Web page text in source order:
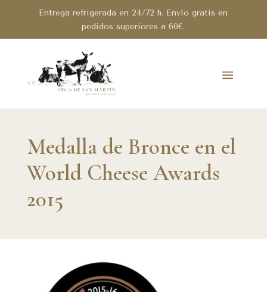
Entrega refrigerada en 24/72 h. Envío gratis en
pedidos superiores a 60€.
Medalla de Bronce en el
World Cheese Awards
2015